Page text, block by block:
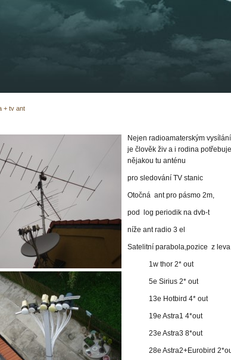
+ tv ant
Nejen radioamaterským
je člověk živ a i rodina potřebuje
nějakou tu anténu
pro sledování TV stanic
Otočná ant pro pásmo 2m,
pod log periodik na dvb-t
níže ant radio 3 el
Satelitní parabola,pozice z leva
1w thor 2* out
5e Sirius 2* out
13e Hotbird 4* out
19e Astra1 4*out
23e Astra3 8*out
28e Astra2+Eurobird